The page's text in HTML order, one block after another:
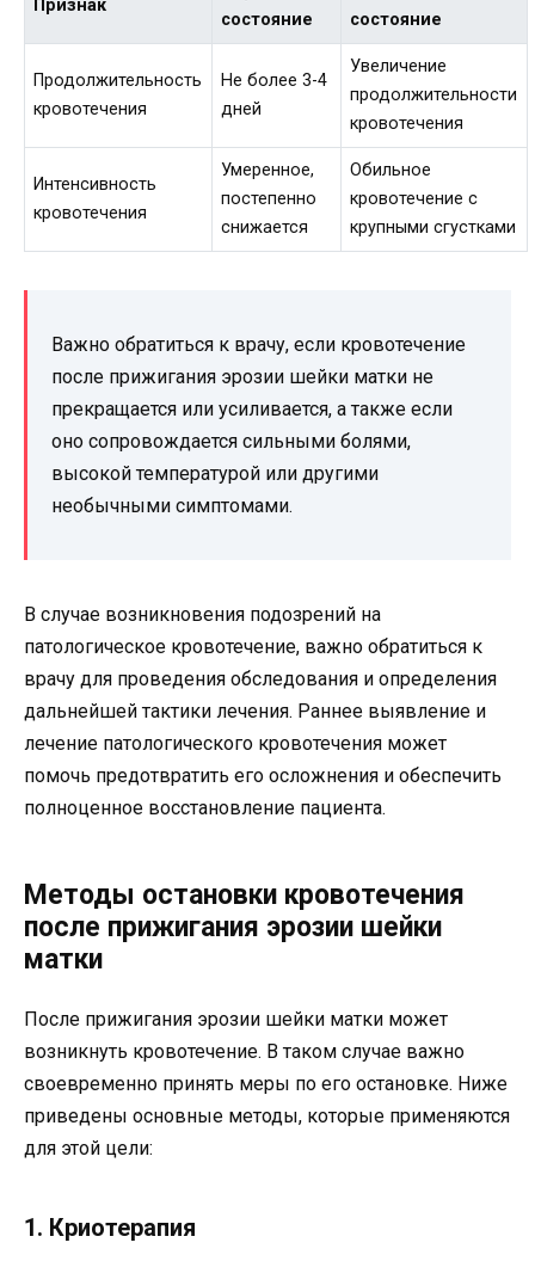
Признак
состояние
состояние
Продолжительность
кровотечения
Не более 3-4
дней
Увеличение
продолжительности
кровотечения
Интенсивность
кровотечения
Умеренное,
постепенно
снижается
Обильное
кровотечение с
крупными сгустками
Важно обратиться к врачу, если кровотечение
после прижигания эрозии шейки матки не
прекращается или усиливается, а также если
оно сопровождается сильными болями,
высокой температурой или другими
необычными симптомами.
В случае возникновения подозрений на
патологическое кровотечение, важно обратиться к
врачу для проведения обследования и определения
дальнейшей тактики лечения. Раннее выявление и
лечение патологического кровотечения может
помочь предотвратить его осложнения и обеспечить
полноценное восстановление пациента.
Методы остановки кровотечения
после прижигания эрозии шейки
матки
После прижигания эрозии шейки матки может
возникнуть кровотечение. В таком случае важно
своевременно принять меры по его остановке. Ниже
приведены основные методы, которые применяются
для этой цели:
1. Криотерапия